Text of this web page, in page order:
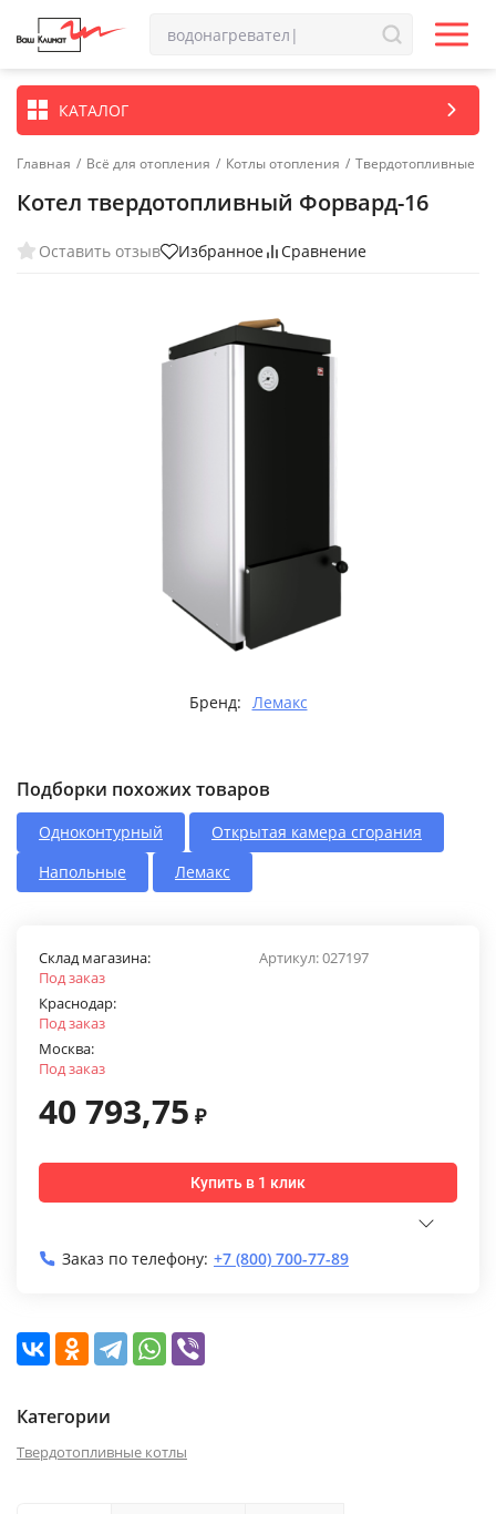
КАТАЛОГ
Главная / Всё для отопления / Котлы отопления / Твердотопливные
Котел твердотопливный Форвард-16
Оставить отзыв Избранное Сравнение
Бренд: Лемакс
Подборки похожих товаров
Одноконтурный
Открытая камера сгорания
Напольные
Лемакс
Артикул:027197
Склад магазина:
Под заказ
Краснодар:
Под заказ
Москва:
Под заказ
40 793,75 ₽
Купить в 1 клик
Заказ по телефону: +7 (800) 700-77-89
Категории
Твердотопливные котлы